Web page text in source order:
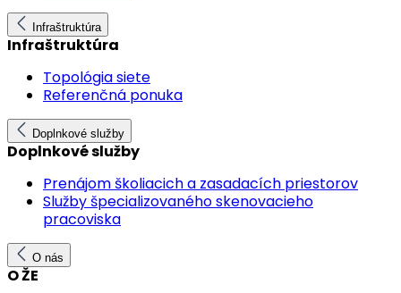
Infraštruktúra
Infraštruktúra
Topológia siete
Referenčná ponuka
Doplnkové služby
Doplnkové služby
Prenájom školiacich a zasadacích priestorov
Služby špecializovaného skenovacieho
pracoviska
O nás
O ŽE